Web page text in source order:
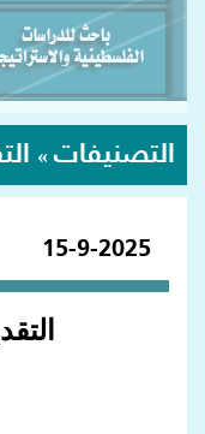
التصنيفات »
15-9-2025